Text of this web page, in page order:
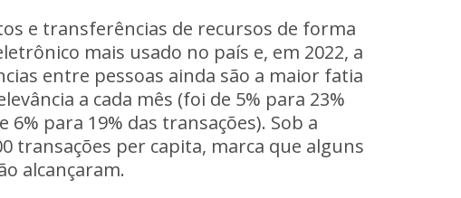
e transferências de recursos de forma
mais usado no país e, em 2022, a
entre pessoas ainda são a maior fatia
a cada mês (foi de 5% para 23%
para 19% das transações). Sob a
transações per capita, marca que alguns
alcançaram.